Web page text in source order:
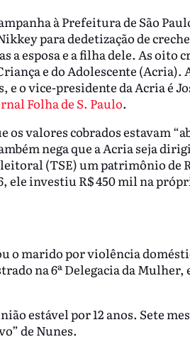
à Prefeitura de São
para dedetização de
a esposa e a filha dele. As oito
e do Adolescente (Acria).
o vice-presidente da Acria é
Folha de S. Paulo.
valores cobrados estavam
nega que a Acria seja
(TSE) um patrimônio de
ele investiu R$ 450 mil na
o marido por violência
na 6ª Delegacia da Mulher,
estável por 12 anos. Sete
de Nunes.